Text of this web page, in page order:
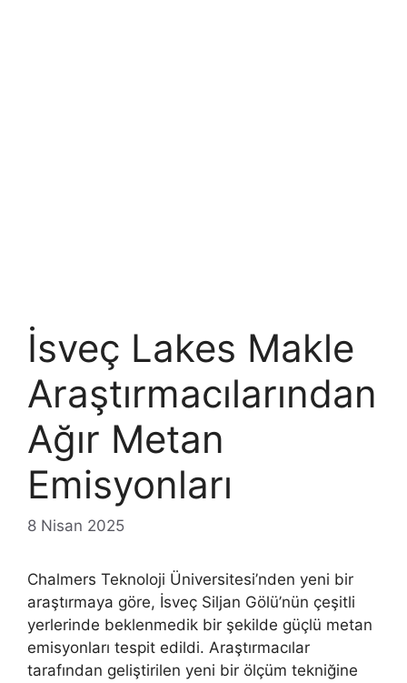
İsveç Lakes Makle
Araştırmacılarından
Ağır Metan
Emisyonları
8 Nisan 2025
Chalmers Teknoloji Üniversitesi’nden yeni bir
araştırmaya göre, İsveç Siljan Gölü’nün çeşitli
yerlerinde beklenmedik bir şekilde güçlü metan
emisyonları tespit edildi. Araştırmacılar
tarafından geliştirilen yeni bir ölçüm tekniğine